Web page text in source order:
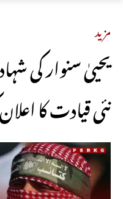
مزید
یحییٰ سنوار کی
نئی قیادت کا